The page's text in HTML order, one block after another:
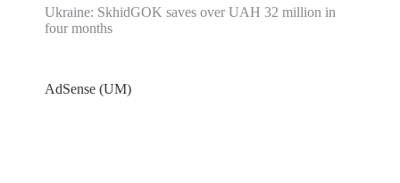
Ukraine: SkhidGOK saves over UAH 32 million in
four months
AdSense (UM)